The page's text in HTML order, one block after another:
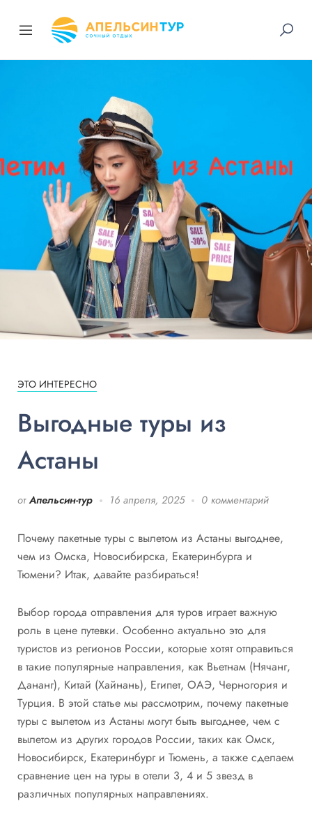
ЭТО ИНТЕРЕСНО
Выгодные туры из
Астаны
от Апельсин-тур 16 апреля, 2025 0 комментарий
Почему пакетные туры с вылетом из Астаны выгоднее,
чем из Омска, Новосибирска, Екатеринбурга и
Тюмени? Итак, давайте разбираться!
Выбор города отправления для туров играет важную
роль в цене путевки. Особенно актуально это для
туристов из регионов России, которые хотят отправиться
в такие популярные направления, как Вьетнам (Нячанг,
Дананг), Китай (Хайнань), Египет, ОАЭ, Черногория и
Турция. В этой статье мы рассмотрим, почему пакетные
туры с вылетом из Астаны могут быть выгоднее, чем с
вылетом из других городов России, таких как Омск,
Новосибирск, Екатеринбург и Тюмень, а также сделаем
сравнение цен на туры в отели 3, 4 и 5 звезд в
различных популярных направлениях.